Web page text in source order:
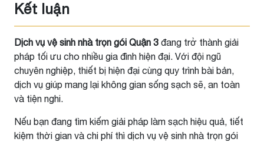
Kết luận
Dịch vụ vệ sinh nhà trọn gói Quận 3 đang trở thành giải
pháp tối ưu cho nhiều gia đình hiện đại. Với đội ngũ
chuyên nghiệp, thiết bị hiện đại cùng quy trình bài bản,
dịch vụ giúp mang lại không gian sống sạch sẽ, an toàn
và tiện nghi.
Nếu bạn đang tìm kiếm giải pháp làm sạch hiệu quả, tiết
kiệm thời gian và chi phí thì dịch vụ vệ sinh nhà trọn gói